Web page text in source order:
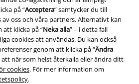
på “Acceptera” samtycker du till
oss och våra partners. Alternativt kan
att klicka på “Neka alla” – i detta fall
cookies att användas. Du kan också
genom att klicka på “Ändra
att när som helst återkalla eller ändra ditt
cookies. För mer information om
.
tillkommer.
HGmbH